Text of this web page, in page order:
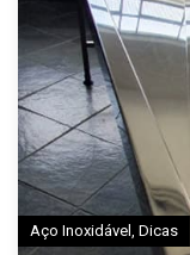
Aço Inoxidável Dicas